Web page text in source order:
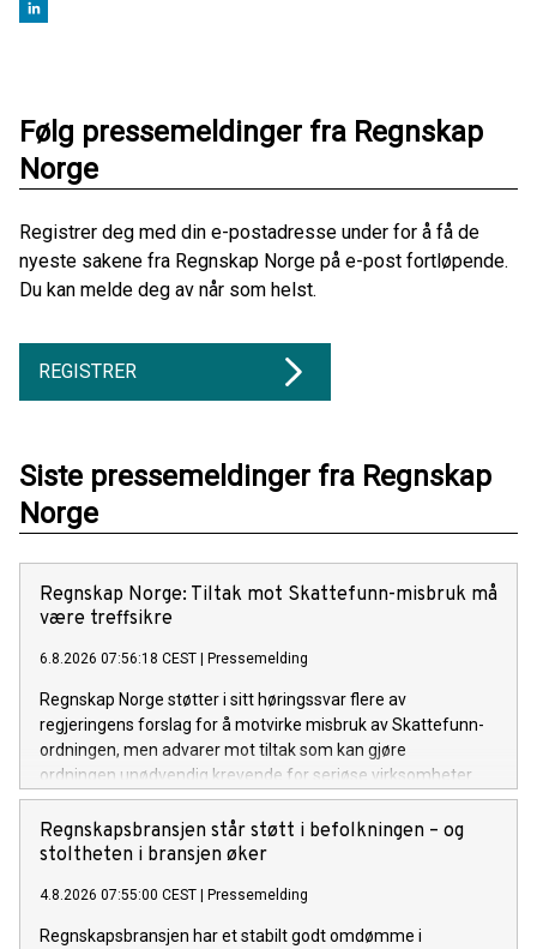
Følg pressemeldinger fra Regnskap
Norge
Registrer deg med din e-postadresse under for å få de
nyeste sakene fra Regnskap Norge på e-post fortløpende.
Du kan melde deg av når som helst.
REGISTRER
Siste pressemeldinger fra Regnskap
Norge
Regnskap Norge: Tiltak mot Skattefunn-misbruk må
være treffsikre
6.8.2026 07:56:18 CEST | Pressemelding
Regnskap Norge støtter i sitt høringssvar flere av
regjeringens forslag for å motvirke misbruk av Skattefunn-
ordningen, men advarer mot tiltak som kan gjøre
ordningen unødvendig krevende for seriøse virksomheter.
Regnskapsbransjen står støtt i befolkningen – og
stoltheten i bransjen øker
4.8.2026 07:55:00 CEST | Pressemelding
Regnskapsbransjen har et stabilt godt omdømme i